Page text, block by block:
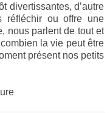
divertissantes, d’autre
réfléchir ou offre une
nous parlent de tout et
la vie peut être
présent nos petits